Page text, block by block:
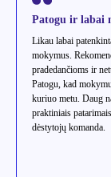
Patogu ir labai
Likau labai
mokymus.
pradedančioms ir
Patogu, kad
kuriuo metu. Daug
praktiniais
dėstytojų komanda.